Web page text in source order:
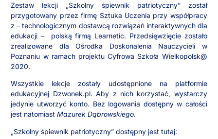
Zestaw lekcji „Szkolny śpiewnik patriotyczny” został
przygotowany przez firmę Sztuka Uczenia przy współpracy
z – technologicznym dostawcą rozwiązań interaktywnych dla
edukacji – polską firmą Learnetic. Przedsięwzięcie zostało
zrealizowane dla Ośrodka Doskonalenia Nauczycieli w
Poznaniu w ramach projektu Cyfrowa Szkoła Wielkopolsk@
2020.
Wszystkie lekcje zostały udostępnione na platformie
edukacyjnej Dzwonek.pl. Aby z nich korzystać, wystarczy
jedynie utworzyć konto. Bez logowania dostępny w całości
jest natomiastMazurek Dąbrowskiego.
„Szkolny śpiewnik patriotyczny” dostępny jest tutaj: